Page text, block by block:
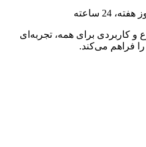
و کاربردی برای همه، تجربه‌ای
فراهم می‌کند.